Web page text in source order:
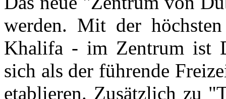
werden. Mit der
Khalifa - im Zentrum ist
sich als der führende
etablieren. Zusätzlich zu